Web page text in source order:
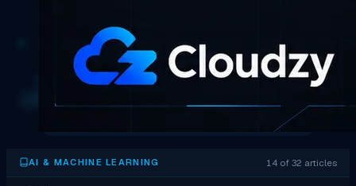
AI & MACHINE LEARNING 14 of 32 articles